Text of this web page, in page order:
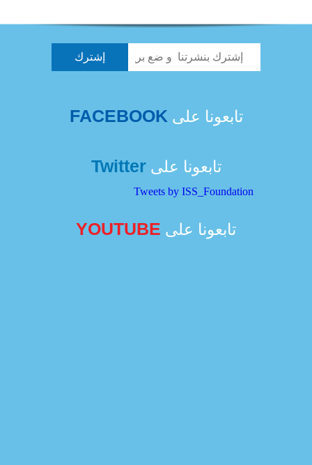
تابعونا على FACEBOOK
تابعونا علىTwitter
Tweets by ISS_Foundation
تابعونا على YOUTUBE